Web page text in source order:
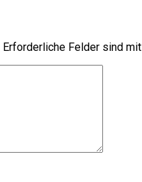
Erforderliche Felder sind mit